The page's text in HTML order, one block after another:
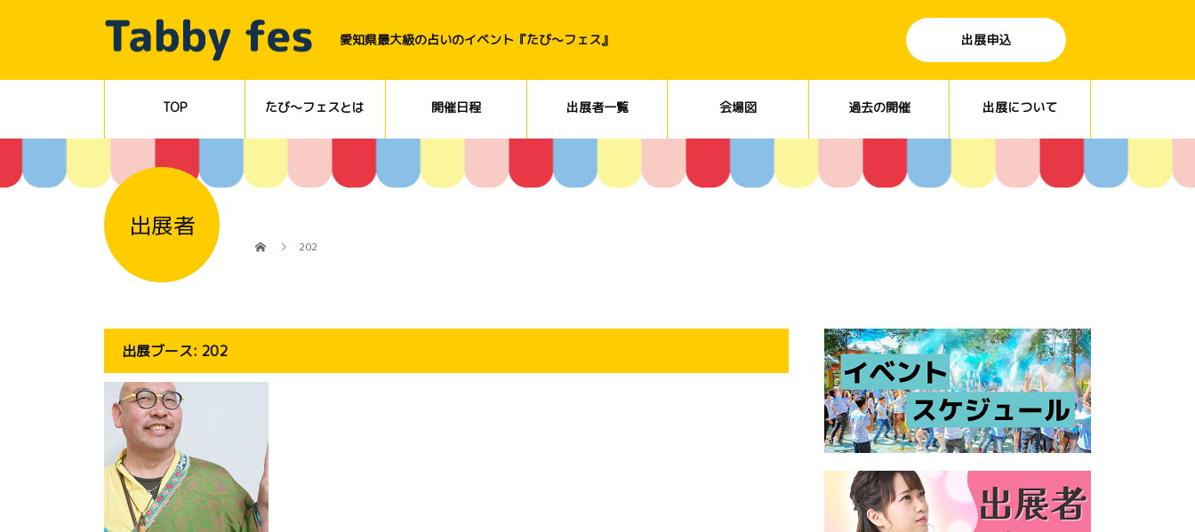
愛知県最大級の占いのイベント『たび〜フェス』 出展申込
TOP たび～フェスとは 開催日程 出展者一覧 会場図 過去の開催 出展について
出展者
202
出展ブース: 202